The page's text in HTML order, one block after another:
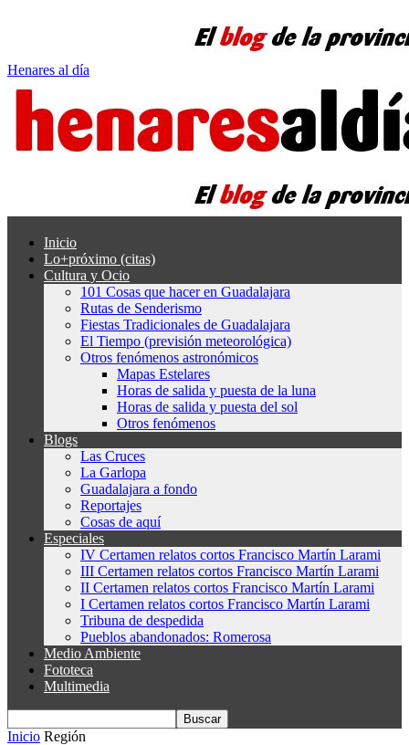
Henares al día
Inicio
Lo+próximo (citas)
Cultura y Ocio
101 Cosas que hacer en Guadalajara
Rutas de Senderismo
Fiestas Tradicionales de Guadalajara
El Tiempo (previsión meteorológica)
Otros fenómenos astronómicos
Mapas Estelares
Horas de salida y puesta de la luna
Horas de salida y puesta del sol
Otros fenómenos
Blogs
Las Cruces
La Garlopa
Guadalajara a fondo
Reportajes
Cosas de aquí
Especiales
IV Certamen relatos cortos Francisco Martín Larami
III Certamen relatos cortos Francisco Martín Larami
II Certamen relatos cortos Francisco Martín Larami
I Certamen relatos cortos Francisco Martín Larami
Tribuna de despedida
Pueblos abandonados: Romerosa
Medio Ambiente
Fototeca
Multimedia
Inicio Región